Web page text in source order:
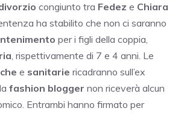
congiunto tra Fedez e Chiara
ha stabilito che non ci saranno
per i figli della coppia,
, rispettivamente di 7 e 4 anni. Le
e sanitarie ricadranno sull’ex
fashion blogger non riceverà alcun
Entrambi hanno firmato per